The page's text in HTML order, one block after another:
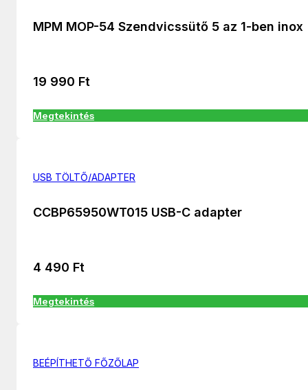
MPM MOP-54 Szendvicssütő 5 az 1-ben inox
19 990 Ft
Megtekintés
USB TÖLTŐ/ADAPTER
CCBP65950WT015 USB-C adapter
4 490 Ft
Megtekintés
BEÉPÍTHETŐ FŐZŐLAP